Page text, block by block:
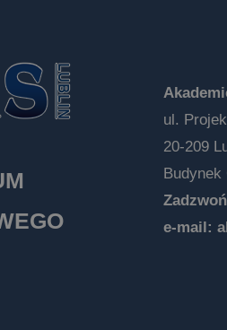
ul.
20-209
Budynek
e-mail: